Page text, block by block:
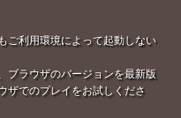
ご利用環境によって起動しない
ブラウザのバージョンを最新版
ザでのプレイをお試しくださ